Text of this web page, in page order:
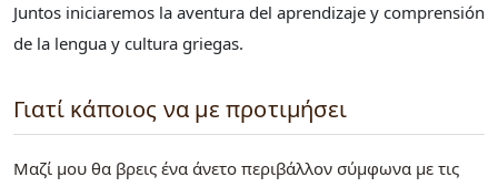
Juntos iniciaremos la aventura del aprendizaje y comprensión
de la lengua y cultura griegas.
Γιατί κάποιος να με προτιμήσει
Μαζί μου θα βρεις ένα άνετο περιβάλλον σύμφωνα με τις